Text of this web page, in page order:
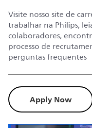
Visite nosso site de
trabalhar na Philips,
colaboradores,
processo de
perguntas frequentes
Apply Now